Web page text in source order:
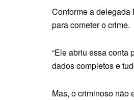
Conforme a delegada
para cometer o crime.
“Ele abriu essa conta
dados completos e
Mas, o criminoso não